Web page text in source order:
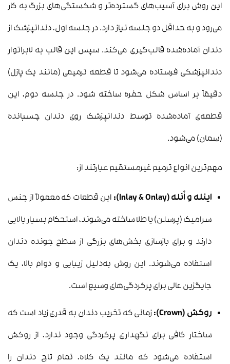
این روش برای آسیب‌های گسترده‌تر و شکستگی‌های بزرگ به کار
می‌رود و به حداقل دو جلسه نیاز دارد. در جلسه اول، دندانپزشک از
دندان آماده‌شده قالب‌گیری می‌کند. سپس این قالب به لابراتوار
دندانپزشکی فرستاده می‌شود تا قطعه ترمیمی (مانند یک پازل)
دقیقاً بر اساس شکل حفره ساخته شود. در جلسه دوم، این
قطعه‌ی آماده‌شده توسط دندانپزشک روی دندان چسبانده
(سِمان) می‌شود.
مهم‌ترین انواع ترمیم غیرمستقیم عبارتند از:
اینله و اُنله (Inlay & Onlay):
این قطعات که معمولاً از جنس
سرامیک (پرسلن) یا طلا ساخته می‌شوند، استحکام بسیار بالایی
دارند و برای بازسازی بخش‌های بزرگی از سطح جونده دندان
استفاده می‌شوند. این روش به‌دلیل زیبایی و دوام بالا، یک
جایگزین عالی برای پرکردگی‌های وسیع است.
روکش (Crown):
زمانی که تخریب دندان به قدری زیاد است که
ساختار کافی برای نگهداری پرکردگی وجود ندارد، از روکش
استفاده می‌شود که مانند یک کلاه، تمام تاج دندان را